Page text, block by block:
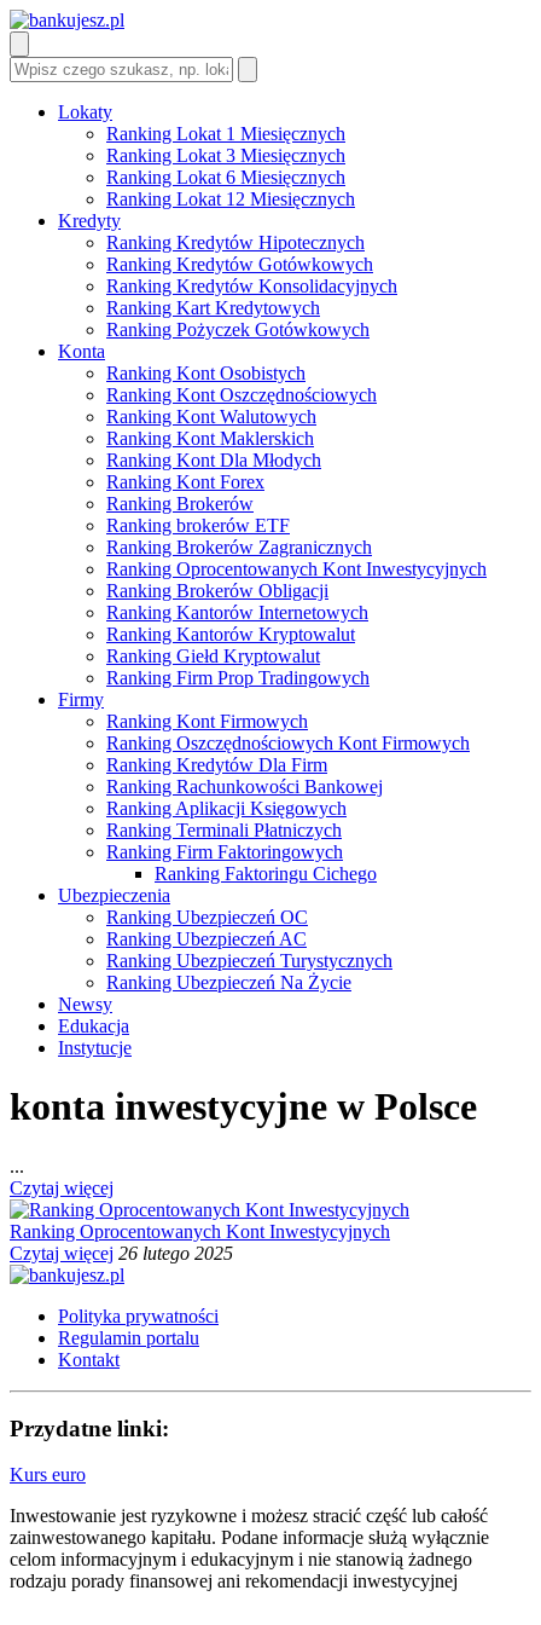
Lokaty
Ranking Lokat 1 Miesięcznych
Ranking Lokat 3 Miesięcznych
Ranking Lokat 6 Miesięcznych
Ranking Lokat 12 Miesięcznych
Kredyty
Ranking Kredytów Hipotecznych
Ranking Kredytów Gotówkowych
Ranking Kredytów Konsolidacyjnych
Ranking Kart Kredytowych
Ranking Pożyczek Gotówkowych
Konta
Ranking Kont Osobistych
Ranking Kont Oszczędnościowych
Ranking Kont Walutowych
Ranking Kont Maklerskich
Ranking Kont Dla Młodych
Ranking Kont Forex
Ranking Brokerów
Ranking brokerów ETF
Ranking Brokerów Zagranicznych
Ranking Oprocentowanych Kont Inwestycyjnych
Ranking Brokerów Obligacji
Ranking Kantorów Internetowych
Ranking Kantorów Kryptowalut
Ranking Giełd Kryptowalut
Ranking Firm Prop Tradingowych
Firmy
Ranking Kont Firmowych
Ranking Oszczędnościowych Kont Firmowych
Ranking Kredytów Dla Firm
Ranking Rachunkowości Bankowej
Ranking Aplikacji Księgowych
Ranking Terminali Płatniczych
Ranking Firm Faktoringowych
Ranking Faktoringu Cichego
Ubezpieczenia
Ranking Ubezpieczeń OC
Ranking Ubezpieczeń AC
Ranking Ubezpieczeń Turystycznych
Ranking Ubezpieczeń Na Życie
Newsy
Edukacja
Instytucje
konta inwestycyjne w Polsce
...
Czytaj więcej
Ranking Oprocentowanych Kont Inwestycyjnych
Czytaj więcej 26 lutego 2025
Polityka prywatności
Regulamin portalu
Kontakt
Przydatne linki:
Kurs euro
Inwestowanie jest ryzykowne i możesz stracić część lub całość
zainwestowanego kapitału. Podane informacje służą wyłącznie
celom informacyjnym i edukacyjnym i nie stanowią żadnego
rodzaju porady finansowej ani rekomendacji inwestycyjnej